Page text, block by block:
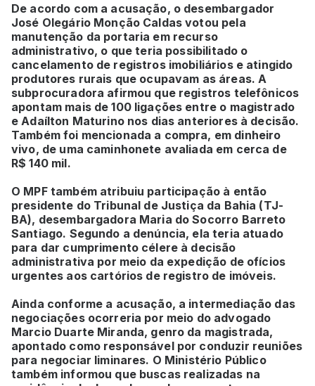
De acordo com a acusação, o desembargador
José Olegário Monção Caldas votou pela
manutenção da portaria em recurso
administrativo, o que teria possibilitado o
cancelamento de registros imobiliários e atingido
produtores rurais que ocupavam as áreas. A
subprocuradora afirmou que registros telefônicos
apontam mais de 100 ligações entre o magistrado
e Adaílton Maturino nos dias anteriores à decisão.
Também foi mencionada a compra, em dinheiro
vivo, de uma caminhonete avaliada em cerca de
R$ 140 mil.
O MPF também atribuiu participação à então
presidente do Tribunal de Justiça da Bahia (TJ-
BA), desembargadora Maria do Socorro Barreto
Santiago. Segundo a denúncia, ela teria atuado
para dar cumprimento célere à decisão
administrativa por meio da expedição de ofícios
urgentes aos cartórios de registro de imóveis.
Ainda conforme a acusação, a intermediação das
negociações ocorreria por meio do advogado
Marcio Duarte Miranda, genro da magistrada,
apontado como responsável por conduzir reuniões
para negociar liminares. O Ministério Público
também informou que buscas realizadas na